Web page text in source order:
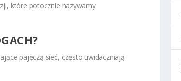
które potocznie nazywamy
pajęczą sieć, często uwidaczniają